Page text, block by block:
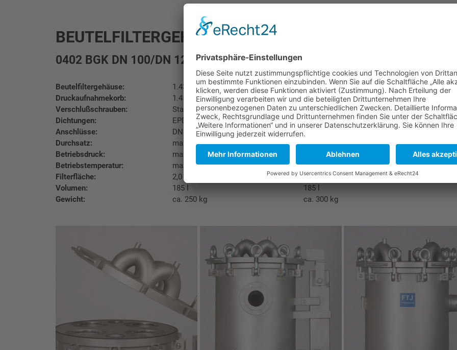
BEUTELFILTERGEHÄUSE BG 0402/DN 100
0402 BGK DN 100/DN 125 DH
Beutelfiltergehäuse: 1.4301
1.4571
Druckaufnahmekorb:
1.4571
1.4571
Verschlußschrauben:
Stahl verzinkt
Dichtungen:
EPDM
Viton
Anschlüsse:
DN 100/PN 10 DIN 2576
Durchsatz:
max. 100 m³/h
max. 150 m³/h
Betriebsdruck:
max. 7 bar
max. 10 bar
Betriebstemperatur:
max. 60° C
max. 150° C
Filterfläche:
2,0 m²
alt. 3 m²
Volumen:
185 l
185 l
Gewicht:
ca. 250 kg ca. 300 kg